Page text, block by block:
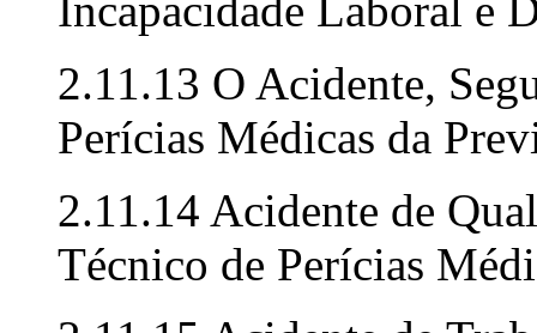
2.11.13 O Acidente,
Perícias Médicas da
2.11.14 Acidente de
Técnico de Perícias